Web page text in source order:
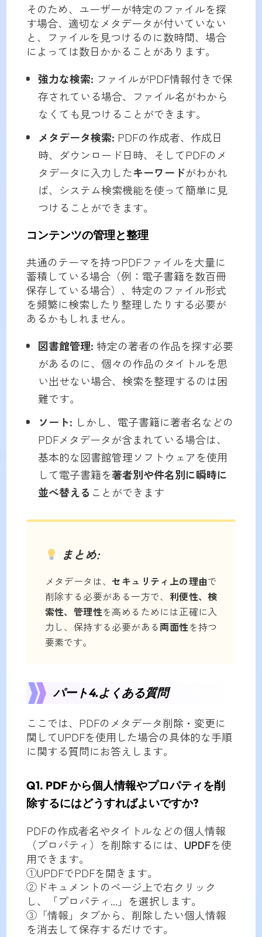
そのため、ユーザーが特定のファイルを探
す場合、適切なメタデータが付いていない
と、ファイルを見つけるのに数時間、場合
によっては数日かかることがあります。
強力な検索: ファイルがPDF情報付きで保
存されている場合、ファイル名がわから
なくても見つけることができます。
メタデータ検索: PDFの作成者、作成日
時、ダウンロード日時、そしてPDFのメ
タデータに入力したキーワードがわかれ
ば、システム検索機能を使って簡単に見
つけることができます。
コンテンツの管理と整理
共通のテーマを持つPDFファイルを大量に
蓄積している場合（例：電子書籍を数百冊
保存している場合）、特定のファイル形式
を頻繁に検索したり整理したりする必要が
あるかもしれません。
図書館管理: 特定の著者の作品を探す必要
があるのに、個々の作品のタイトルを思
い出せない場合、検索を整理するのは困
難です。
ソート: しかし、電子書籍に著者名などの
PDFメタデータが含まれている場合は、
基本的な図書館管理ソフトウェアを使用
して電子書籍を著者別や件名別に瞬時に
並べ替える ことができます
まとめ:
メタデータは、 セキュリティ上の理由で
削除する必要がある一方で、 利便性、検
索性、管理性を高めるためには正確に入
力し、保持する必要がある両面性を持つ
要素です。
パート4.よくある質問
ここでは、PDFのメタデータ削除・変更に
関してUPDFを使用した場合の具体的な手順
に関する質問にお答えします。
Q1. PDF から個人情報やプロパティを削
除するにはどうすればよいですか?
PDFの作成者名やタイトルなどの個人情報
（プロパティ）を削除するには、 UPDFを使
用できます。
①UPDFでPDFを開きます。
②ドキュメントのページ上で右クリック
し、「プロパティ...」を選択します。
③「情報」タブから、削除したい個人情報
を消去して保存するだけです。